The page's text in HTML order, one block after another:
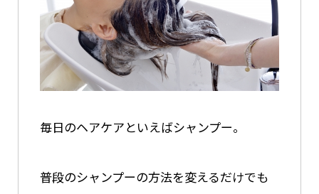
毎日のヘアケアといえばシャンプー。
普段のシャンプーの方法を変えるだけでも